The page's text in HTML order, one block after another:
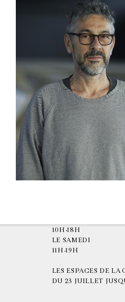
10H-18H
LE SAMEDI
11H-19H
LES ESPACES DE LA
DU 23 JUILLET